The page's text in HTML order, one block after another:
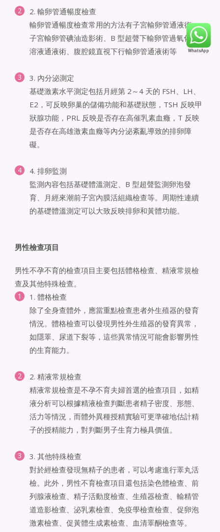
2. 輸卵管通暢度檢查
輸卵管通暢度檢查常用的方法有子宮輸卵管通液術、
子宮輸卵管碘油造影術、B 型超聲下輸卵管過氧化氫
溶液通液術、腹腔鏡直視下行輸卵管通液術等
3. 內分泌測定
基礎激素水平測定包括月經第 2～4 天的 FSH、LH、
E2，可反映卵巢的儲備功能和基礎狀態，TSH 反映甲
狀腺功能，PRL 反映是否存在高催乳素血癥，T 反映
是否存在高雄激素血癥等內分泌紊亂導致的排卵障
礙。
4. 排卵監測
監測內容包括基礎體溫測定、B 型超聲監測卵泡發
育、月經來潮前子宮內膜活組織檢查等。周期性連續
的基礎體溫測定可以大致反映排卵和黃體功能。
男性檢查項目
男性不孕不育的檢查項目主要包括體格檢查、精液常規檢
查及其他特殊檢查。
1. 體格檢查
除了全身查體外，應當重點檢查患者外生殖器的發育
情況。體格檢查可以發現男性外生殖器的發育異常，
如隱睪、尿道下裂等，這些異常情況可能會影響男性
的生育能力。
2. 精液常規檢查
精液常規檢查是不孕不育夫婦首選的檢查項目，如精
液分析可以根據精液檢查判斷患者精子密度、形態、
活力等情況，而體外異種授精實驗可更準確地估計精
子的授精能力，對判斷男子生育力極具價值。
3. 其他特殊檢查
對於經檢查發現無精子的患者，可以考慮進行睪丸活
檢。此外，男性不育檢查項目還包括染色體檢查、前
列腺液檢查、精子活動度檢查、生殖器檢查、輸精管
道造影檢查、泌乳素檢查、免疫學檢查檢查、促卵泡
激素檢查、促黃體生成素檢查、血清睪酮檢查等。